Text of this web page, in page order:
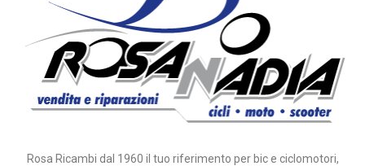
Rosa Ricambi dal 1960 il tuo riferimento per bic e ciclomotori,